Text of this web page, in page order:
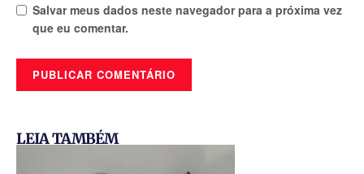
Salvar meus dados neste navegador para a próxima vez
que eu comentar.
LEIA TAMBÉM